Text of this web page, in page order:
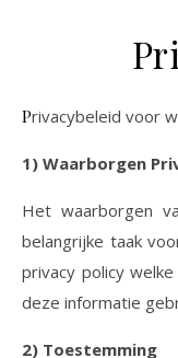
Privacybeleid voor
1) Waarborgen
Het waarborgen
belangrijke taak
privacy policy
deze informatie
2) Toestemming